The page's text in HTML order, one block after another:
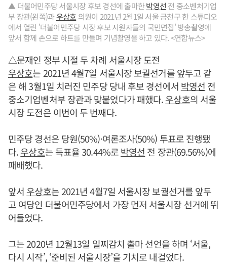
▲ 더불어민주당 서울시장 후보 경선에 출마한박영선 전 중소벤처기업
부 장관(왼쪽)과우상호 의원이 2021년 2월1일 서울 금천구 한 스튜디오
에서 열린 '더불어민주당 시장 후보 지원자들의 국민면접' 방송촬영에
앞서 함께 손으로 하트를 만들며 기념촬영을 하고 있다. <연합뉴스>
△문재인 정부 시절 두 차례 서울시장 도전
우상호는 2021년 4월7일 서울시장 보궐선거를 앞두고 같
은 해 3월1일 치러진 민주당 당내 후보 경선에서 박영선 전
중소기업벤처부 장관과 맞붙었다가 패했다.우상호의 서울
시장 도전은 이번이 두 번째다.
민주당 경선은 당원(50%)·여론조사(50%) 투표로 진행됐
다.우상호는 득표율 30.44%로박영선 전 장관(69.56%)에
패배했다.
앞서 우상호는 2021년 4월7일 서울시장 보궐선거를 앞두
고 여당인 더불어민주당에서 가장 먼저 서울시장 선거에 뛰
어들었다.
그는 2020년 12월13일 일찌감치 출마 선언을 하며 ‘서울,
다시 시작’, ‘준비된 서울시장’을 기치로 내걸었다.